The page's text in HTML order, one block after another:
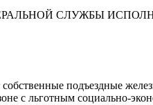
СЛУЖБЫ
подъездные
с льготным социально-